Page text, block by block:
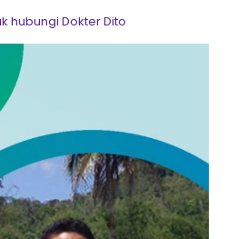
hubungi Dokter Dito